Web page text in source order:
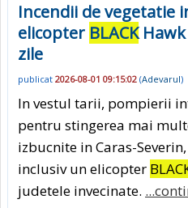
Incendii de vegetatie
elicopter BLACKHawk
zile
publicat 2026-08-01 09:15:02 (Adevarul)
In vestul tarii, pompierii
pentru stingerea mai
izbucnite in Caras-
inclusiv un elicopter
judetele invecinate.